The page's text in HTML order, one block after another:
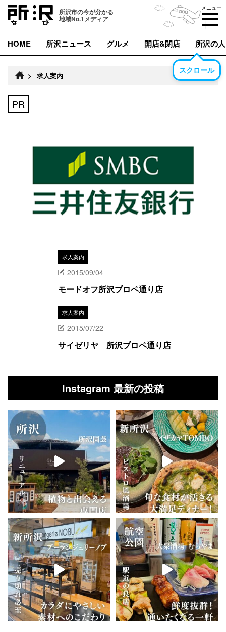
所沢市の今が分かる
地域No.1メディア
メニュー
HOME 所沢ニュース グルメ 開店&閉店 所沢の人
スクロール
> 求人案内
PR
求人案内
2015/09/04
モードオフ所沢プロペ通り店
求人案内
2015/07/22
サイゼリヤ 所沢プロペ通り店
Instagram 最新の投稿